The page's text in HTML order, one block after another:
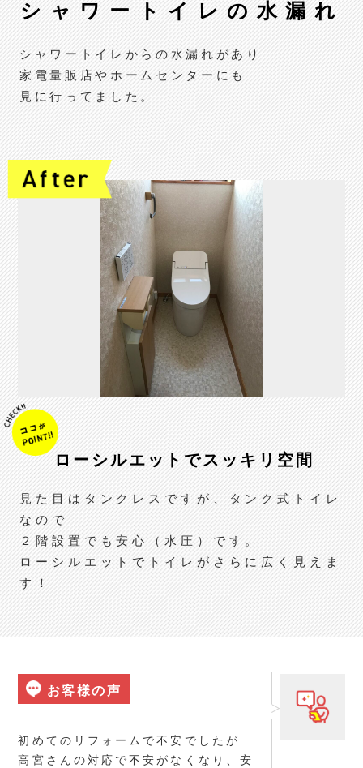
シャワートイレの水漏れ
シャワートイレからの水漏れがあり
家電量販店やホームセンターにも
見に行ってました。
ローシルエットでスッキリ空間
見た目はタンクレスですが、タンク式トイレ
なので
２階設置でも安心（水圧）です。
ローシルエットでトイレがさらに広く見えま
す！
お客様の声
初めてのリフォームで不安でしたが
高宮さんの対応で不安がなくなり、安